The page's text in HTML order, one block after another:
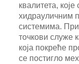
квалитета,
хидрауличним
системима.
точкови служе
која покреће
се постигло